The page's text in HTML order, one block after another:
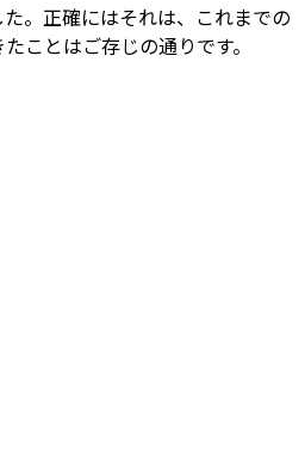
。正確にはそれは、これまでの
ことはご存じの通りです。